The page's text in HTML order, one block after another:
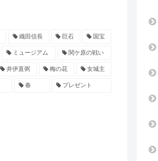
織田信長 巨石 国宝
ミュージアム 関ケ原の戦い
井伊直弼 梅の花 女城主
春 プレゼント